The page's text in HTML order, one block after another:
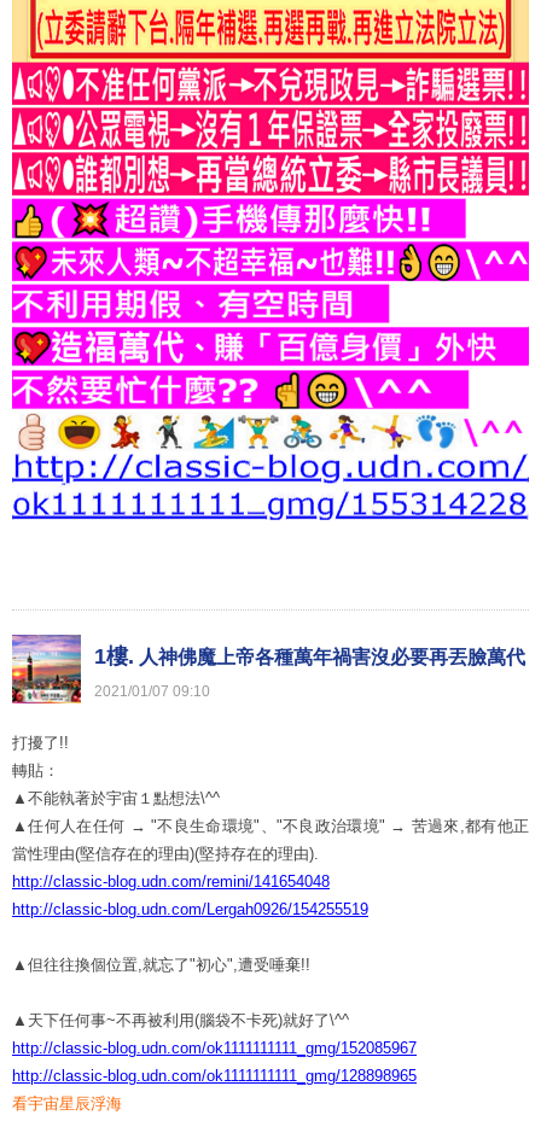
1樓. 人神佛魔上帝各種萬年禍害沒必要再丟臉萬代
2021/01/07 09:10
打擾了!!
轉貼：
▲不能執著於宇宙１點想法\^^
▲任何人在任何 → "不良生命環境"、"不良政治環境" → 苦過來,都有他正
當性理由(堅信存在的理由)(堅持存在的理由).
http://classic-blog.udn.com/remini/141654048
http://classic-blog.udn.com/Lergah0926/154255519
▲但往往換個位置,就忘了"初心",遭受唾棄!!
▲天下任何事~不再被利用(腦袋不卡死)就好了\^^
http://classic-blog.udn.com/ok1111111111_gmg/152085967
http://classic-blog.udn.com/ok1111111111_gmg/128898965
看宇宙星辰浮海